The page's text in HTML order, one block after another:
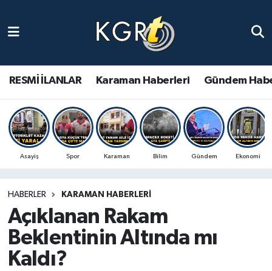
RESMİ İLANLAR Karaman Haberleri Gündem
Asayiş Spor Karaman Bilim Gündem Ekonomi
HABERLER KARAMAN HABERLERI
Açıklanan Rakam
Beklentinin Altında mı
Kaldı?
Gündem Haberleri
Güncel Haberler
Spor Haberleri
Ulusal Haberler
Vefat Edenler